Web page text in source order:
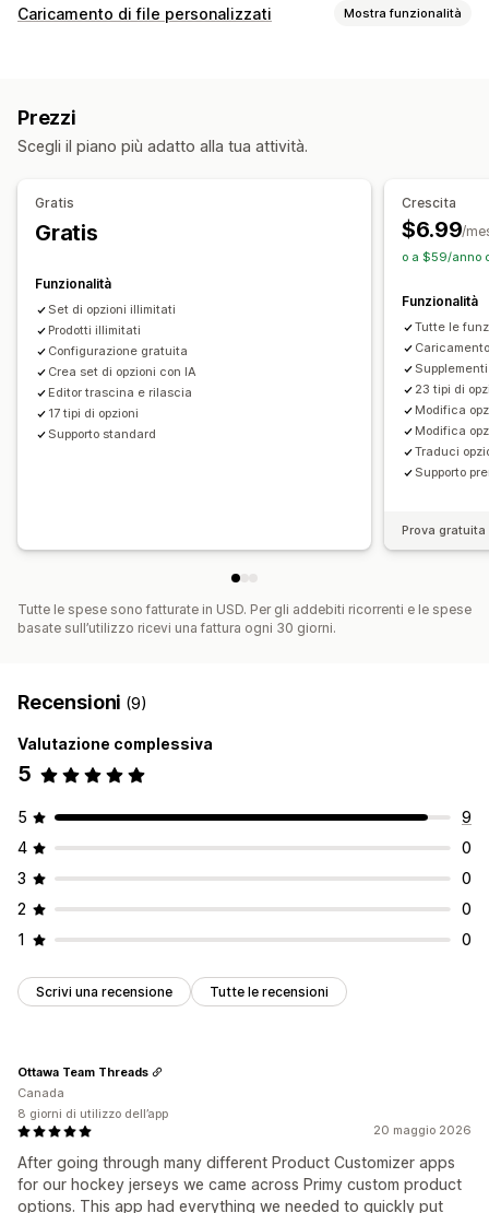
Personalizzazione
Testo personalizzato
CSS personalizzato Anteprima
Traduzione
Prezzi
Prezzi personalizzati
Prezzi dinamici
Supplementi per varianti
Caricamento di file personalizzati Mostra funzionalità
Prezzi
Scegli il piano più adatto alla tua attività.
Gratis
Gratis
Funzionalità
Set di opzioni illimitati
Prodotti illimitati
Configurazione gratuita
Crea set di opzioni con IA
Editor trascina e rilascia
17 tipi di opzioni
Supporto standard
Crescita
$6.99/
o a $59/anno
Funzionalità
Tutte le
23 tipi di
Modifica
Modifica
Traduci
Supporto
Prova
Tutte le spese sono fatturate in USD. Per gli addebiti ricorrenti e le spese
basate sull’utilizzo ricevi una fattura ogni 30 giorni.
Recensioni (9)
Valutazione complessiva
5
5
9
4
0
3
0
2
0
1
0
Scrivi una recensione Tutte le recensioni
20 maggio 2026
After going through many different Product Customizer apps
for our hockey jerseys we came across Primy custom product
options. This app had everything we needed to quickly put
Ottawa Team Threads
Canada
8 giorni di utilizzo dell’app